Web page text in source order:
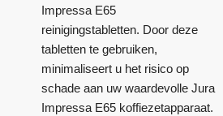
Impressa E65
reinigingstabletten. Door deze
tabletten te gebruiken,
minimaliseert u het risico op
schade aan uw waardevolle Jura
Impressa E65 koffiezetapparaat.